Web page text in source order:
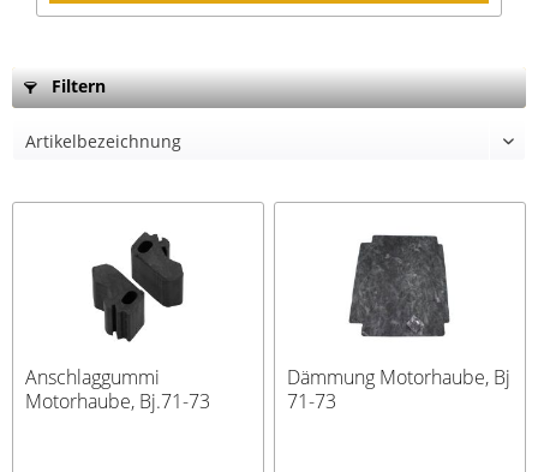
Filtern
Anschlaggummi
Motorhaube, Bj.71-73
Dämmung Motorhaube, Bj
71-73